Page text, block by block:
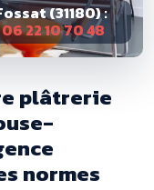
(31180) :
06 22 10 70 48
plâtrerie
normes